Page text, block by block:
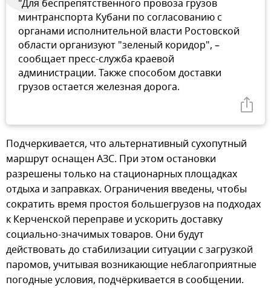
"Для беспрепятственного провоза грузов
минтранспорта Кубани по согласованию с
органами исполнительной власти Ростовской
области организуют "зеленый коридор", –
сообщает пресс-служба краевой
администрации. Также способом доставки
грузов остается железная дорога.
Подчеркивается, что альтернативный сухопутный
маршрут оснащен АЗС. При этом остановки
разрешены только на стационарных площадках
отдыха и заправках. Ограничения введены, чтобы
сократить время простоя большегрузов на подходах
к Керченской переправе и ускорить доставку
социально-значимых товаров. Они будут
действовать до стабилизации ситуации с загрузкой
паромов, учитывая возникающие неблагоприятные
погодные условия, подчёркивается в сообщении.